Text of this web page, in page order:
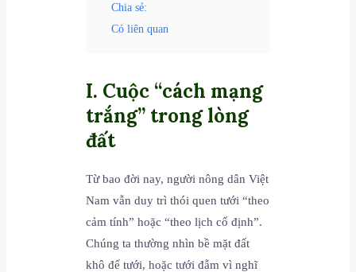
Chia sẻ:
Có liên quan
I. Cuộc “cách mạng
trắng” trong lòng
đất
Từ bao đời nay, người nông dân Việt
Nam vẫn duy trì thói quen tưới “theo
cảm tính” hoặc “theo lịch cố định”.
Chúng ta thường nhìn bề mặt đất
khô để tưới, hoặc tưới đẫm vì nghĩ